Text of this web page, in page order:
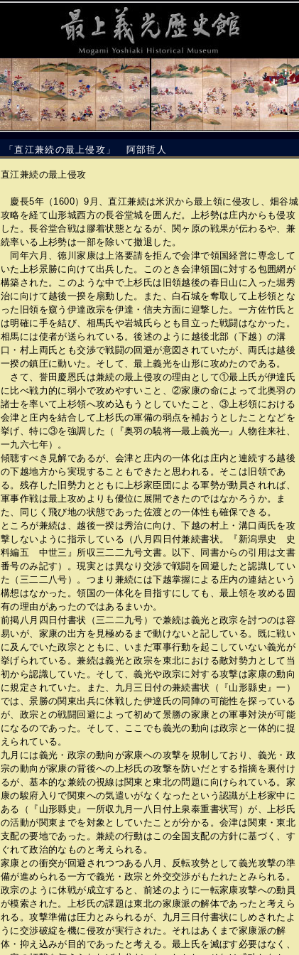
「直江兼続の最上侵攻」 阿部哲人
直江兼続の最上侵攻
慶長5年（1600）9月、直江兼続は米沢から最上領に侵攻し、畑谷城
攻略を経て山形城西方の長谷堂城を囲んだ。上杉勢は庄内からも侵攻
した。長谷堂合戦は膠着状態となるが、関ヶ原の戦果が伝わるや、兼
続率いる上杉勢は一部を除いて撤退した。
同年六月、徳川家康は上洛要請を拒んで会津で領国経営に専念して
いた上杉景勝に向けて出兵した。このとき会津領国に対する包囲網が
構築された。このような中で上杉氏は旧領越後の春日山に入った堀秀
治に向けて越後一揆を扇動した。また、白石城を奪取して上杉領とな
った旧領を窺う伊達政宗を伊達・信夫方面に迎撃した。一方佐竹氏と
は明確に手を結び、相馬氏や岩城氏らとも目立った戦闘はなかった。
相馬には使者が送られている。後述のように越後北部（下越）の溝
口・村上両氏とも交渉で戦闘の回避が意図されていたが、両氏は越後
一揆の鎮圧に動いた。そして、最上義光を山形に攻めたのである。
さて、誉田慶恩氏は兼続の最上侵攻の理由として①最上氏が伊達氏
に比べ戦力的に弱小で攻めやすいこと、②家康の命によって北奥羽の
諸士を率いて上杉領へ攻め込もうとしていたこと、③上杉領における
会津と庄内を結合して上杉氏の軍備の弱点を補おうとしたことなどを
挙げ、特に③を強調した（『奥羽の驍将―最上義光―』人物往来社、
一九六七年）。
傾聴すべき見解であるが、会津と庄内の一体化は庄内と連続する越後
の下越地方から実現することもできたと思われる。そこは旧領であ
る。残存した旧勢力とともに上杉家臣団による軍勢が動員されれば、
軍事作戦は最上攻めよりも優位に展開できたのではなかろうか。ま
た、同じく飛び地の状態であった佐渡との一体性も確保できる。
ところが兼続は、越後一揆は秀治に向け、下越の村上・溝口両氏を攻
撃しないように指示している（八月四日付兼続書状。『新潟県史 史
料編五 中世三』所収三二二九号文書。以下、同書からの引用は文書
番号のみ記す）。現実とは異なり交渉で戦闘を回避したと認識してい
た（三二二八号）。つまり兼続には下越掌握による庄内の連結という
構想はなかった。領国の一体化を目指すにしても、最上領を攻める固
有の理由があったのではあるまいか。
前掲八月四日付書状（三二二九号）で兼続は義光と政宗を討つのは容
易いが、家康の出方を見極めるまで動けないと記している。既に戦い
に及んでいた政宗とともに、いまだ軍事行動を起こしていない義光が
挙げられている。兼続は義光と政宗を東北における敵対勢力として当
初から認識していた。そして、義光や政宗に対する攻撃は家康の動向
に規定されていた。また、九月三日付の兼続書状（『山形縣史』一）
では、景勝の関東出兵に休戦した伊達氏の同陣の可能性を探っている
が、政宗との戦闘回避によって初めて景勝の家康との軍事対決が可能
になるのであった。そして、ここでも義光の動向は政宗と一体的に捉
えられている。
九月には義光・政宗の動向が家康への攻撃を規制しており、義光・政
宗の動向が家康の背後への上杉氏の攻撃を防いだとする指摘を裏付け
るが、基本的な兼続の視線は関東と東北の問題に向けられている。家
康の駿府入りで関東への気遣いがなくなったという認識が上杉家中に
ある（『山形縣史』一所収九月一八日付上泉泰重書状写）が、上杉氏
の活動が関東までを対象としていたことが分かる。会津は関東・東北
支配の要地であった。兼続の行動はこの全国支配の方針に基づく、す
ぐれて政治的なものと考えられる。
家康との衝突が回避されつつある八月、反転攻勢として義光攻撃の準
備が進められる一方で義光・政宗と外交交渉がもたれたとみられる。
政宗のように休戦が成立すると、前述のように一転家康攻撃への動員
が模索された。上杉氏の課題は東北の家康派の解体であったと考えら
れる。攻撃準備は圧力とみられるが、九月三日付書状にしめされたよ
うに交渉破綻を機に侵攻が実行された。それはあくまで家康派の解
体・抑え込みが目的であったと考える。最上氏を滅ぼす必要はなく、